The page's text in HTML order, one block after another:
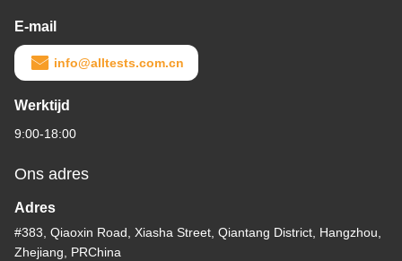
E-mail
info@alltests.com.cn
Werktijd
9:00-18:00
Ons adres
Adres
#383, Qiaoxin Road, Xiasha Street, Qiantang District, Hangzhou,
Zhejiang, PRChina